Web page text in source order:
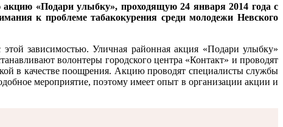
«Подари улыбку», проходящую 24 января 2014 года с
к проблеме табакокурения среди молодежи Невского
зависимостью. Уличная районная акция «Подари улыбку»
волонтеры городского центра «Контакт» и проводят
в качестве поощрения. Акцию проводят специалисты службы
мероприятие, поэтому имеет опыт в организации акции и